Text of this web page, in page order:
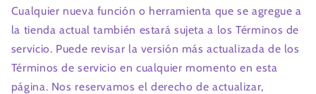
Cualquier nueva función o herramienta que se agregue a
la tienda actual también estará sujeta a los Términos de
servicio. Puede revisar la versión más actualizada de los
Términos de servicio en cualquier momento en esta
página. Nos reservamos el derecho de actualizar,